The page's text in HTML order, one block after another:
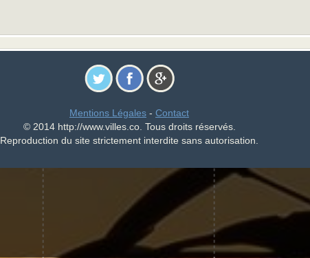
Mentions Légales - Contact
© 2014 http://www.villes.co. Tous droits réservés.
Reproduction du site strictement interdite sans autorisation.